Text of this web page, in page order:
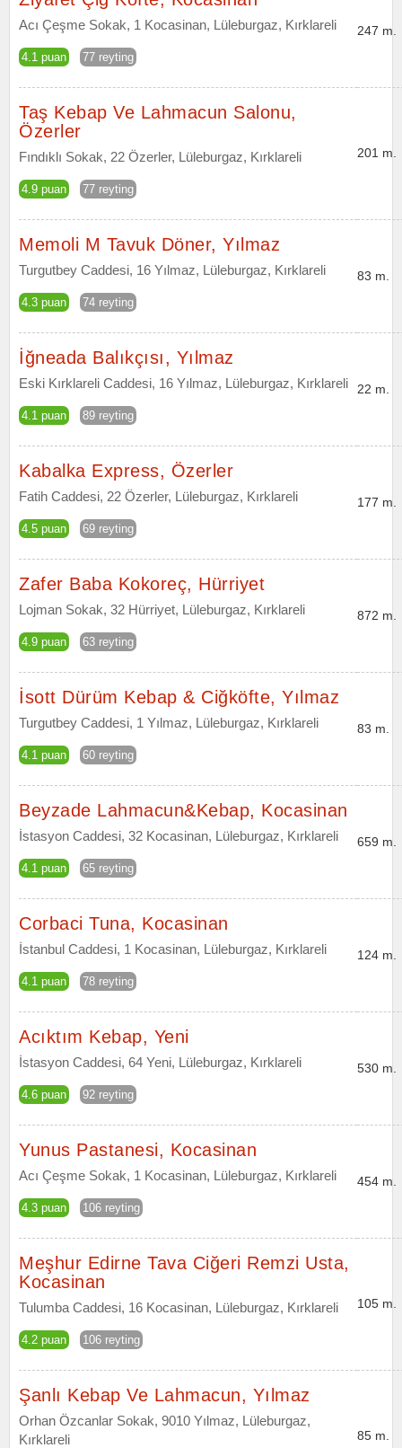
Acı Çeşme Sokak, 1 Kocasinan, Lüleburgaz, Kırklareli
4.1 puan 77 reyting
247 m.
Taş Kebap Ve Lahmacun Salonu,
Özerler
Fındıklı Sokak, 22 Özerler, Lüleburgaz, Kırklareli
4.9 puan 77 reyting
201 m.
Memoli M Tavuk Döner, Yılmaz
Turgutbey Caddesi, 16 Yılmaz, Lüleburgaz, Kırklareli
4.3 puan 74 reyting
83 m.
İğneada Balıkçısı, Yılmaz
Eski Kırklareli Caddesi, 16 Yılmaz, Lüleburgaz, Kırklareli
4.1 puan 89 reyting
22 m.
Kabalka Express, Özerler
Fatih Caddesi, 22 Özerler, Lüleburgaz, Kırklareli
4.5 puan 69 reyting
177 m.
Zafer Baba Kokoreç, Hürriyet
Lojman Sokak, 32 Hürriyet, Lüleburgaz, Kırklareli
4.9 puan 63 reyting
872 m.
İsott Dürüm Kebap & Ciğköfte, Yılmaz
Turgutbey Caddesi, 1 Yılmaz, Lüleburgaz, Kırklareli
4.1 puan 60 reyting
83 m.
Beyzade Lahmacun&Kebap, Kocasinan
İstasyon Caddesi, 32 Kocasinan, Lüleburgaz, Kırklareli
4.1 puan 65 reyting
659 m.
Corbaci Tuna, Kocasinan
İstanbul Caddesi, 1 Kocasinan, Lüleburgaz, Kırklareli
4.1 puan 78 reyting
124 m.
Acıktım Kebap, Yeni
İstasyon Caddesi, 64 Yeni, Lüleburgaz, Kırklareli
4.6 puan 92 reyting
530 m.
Yunus Pastanesi, Kocasinan
Acı Çeşme Sokak, 1 Kocasinan, Lüleburgaz, Kırklareli
4.3 puan 106 reyting
454 m.
Meşhur Edirne Tava Ciğeri Remzi Usta,
Kocasinan
Tulumba Caddesi, 16 Kocasinan, Lüleburgaz, Kırklareli
4.2 puan 106 reyting
105 m.
Şanlı Kebap Ve Lahmacun, Yılmaz
Orhan Özcanlar Sokak, 9010 Yılmaz, Lüleburgaz,
Kırklareli
85 m.